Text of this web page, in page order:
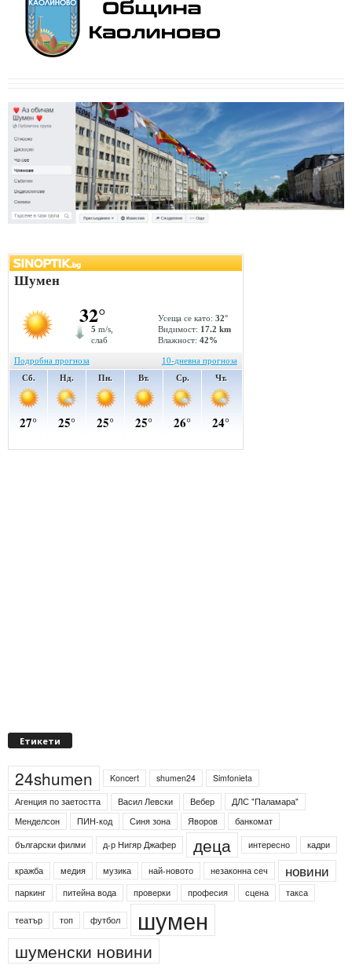
Етикети
24shumen Koncert shumen24
Simfonieta
Агенция по заетостта
Васил Левски Вебер
ДЛС "Паламара"
Менделсон
ПИН-код Синя зона Яворов
банкомат
български филми
д-р Нигяр Джафер деца интересно кадри
кражба медия музика най-новото незаконна сеч новини
паркинг питейна вода проверки професия сцена такса
театър топ футбол шумен
шуменски новини